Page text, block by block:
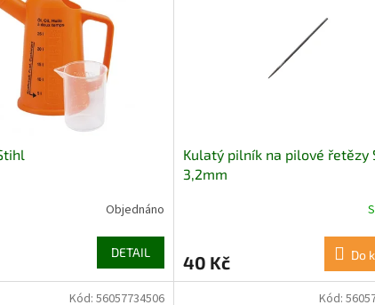
Objednáno
DETAIL
Kulatý pilník na pilové řetězy
3,2mm
40 Kč Do
Kód: 56057734506 Kód: